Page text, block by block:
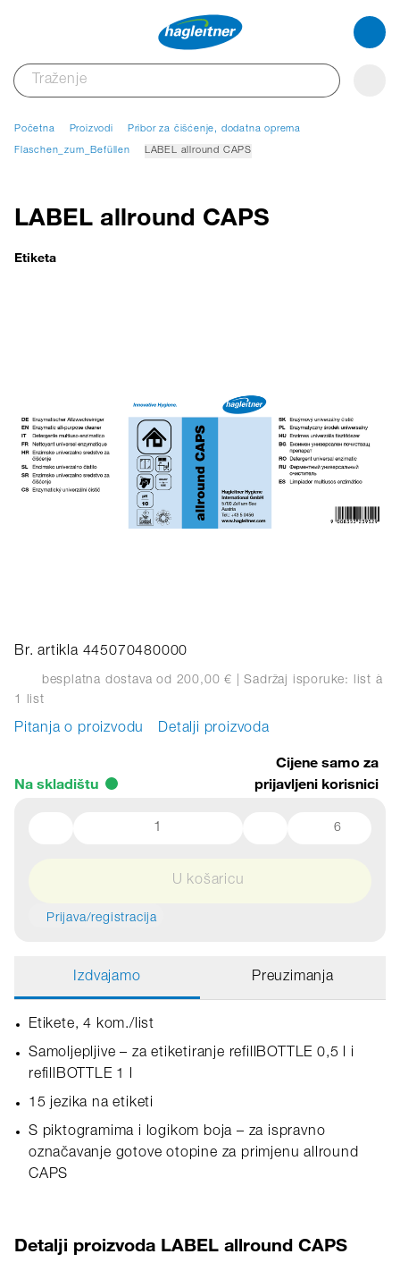
Početna Proizvodi Pribor za čišćenje, dodatna oprema
Flaschen_zum_Befüllen LABEL allround CAPS
LABEL allround CAPS
Etiketa
Br. artikla 445070480000
besplatna dostava od 200,00 € | Sadržaj isporuke: list à
1 list
Pitanja o proizvodu Detalji proizvoda
Na skladištu
Cijene samo za
prijavljeni korisnici
6
U košaricu
Prijava/registracija
Izdvajamo Preuzimanja
Etikete, 4 kom./list
Samoljepljive – za etiketiranje refillBOTTLE 0,5 l i
refillBOTTLE 1 l
15 jezika na etiketi
S piktogramima i logikom boja – za ispravno
označavanje gotove otopine za primjenu allround
CAPS
Detalji proizvoda LABEL allround CAPS